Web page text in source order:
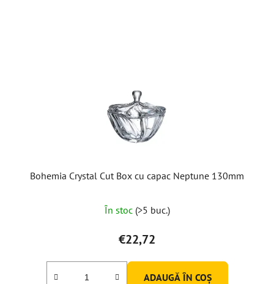
Bohemia Crystal Cut Box cu capac Neptune 130mm
În stoc (>5 buc.)
€22,72
ADAUGĂ ÎN COŞ